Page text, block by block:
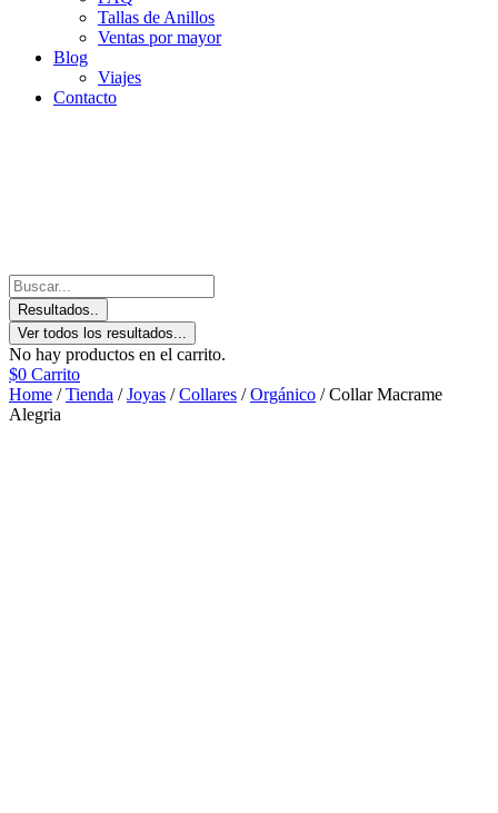
Tallas de Anillos
Ventas por mayor
Blog
Viajes
Contacto
Resultados..
Ver todos los resultados...
No hay productos en el carrito.
$0 Carrito
Home /Tienda /Joyas /Collares /Orgánico / Collar Macrame
Alegria